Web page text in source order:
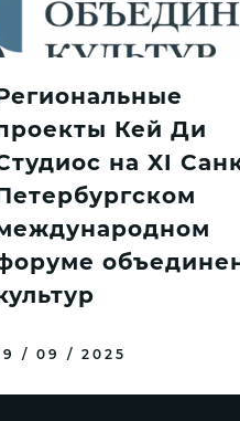
Кей Ди
на XI
/ 09 / 2025